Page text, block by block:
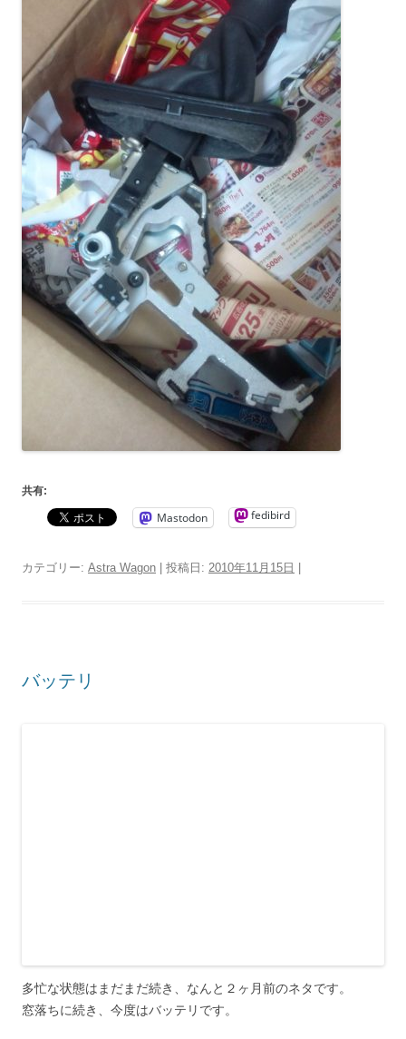
共有:
Mastodon fedibird
カテゴリー: Astra Wagon | 投稿日: 2010年11月15日 |
バッテリ
多忙な状態はまだまだ続き、なんと２ヶ月前のネタです。
窓落ちに続き、今度はバッテリです。